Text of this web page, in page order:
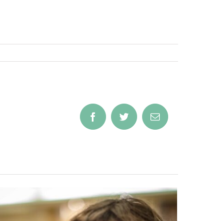
FacebookTwitter Email